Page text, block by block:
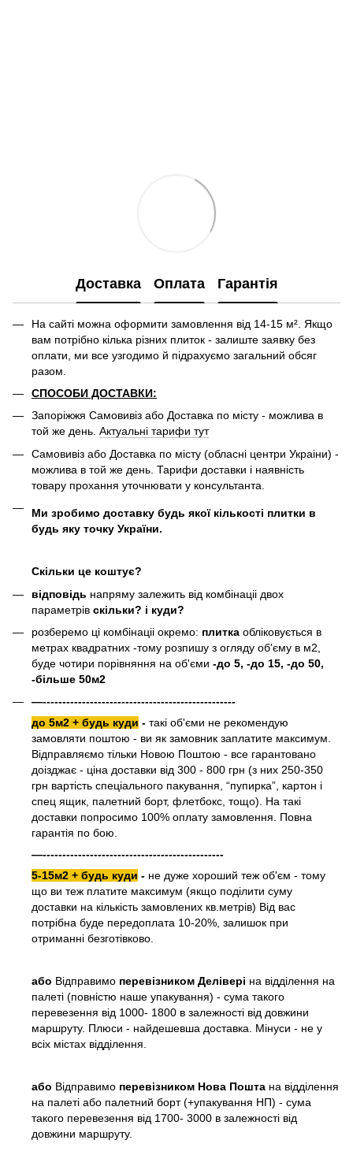
Доставка Оплата Гарантія
На сайті можна оформити замовлення від 14-15 м². Якщо
вам потрібно кілька різних плиток - залиште заявку без
оплати, ми все узгодимо й підрахуємо загальний обсяг
разом.
СПОСОБИ ДОСТАВКИ:
Запоріжжя Самовивіз або Доставка по місту - можлива в
той же день. Актуальні тарифи тут
Самовивіз або Доставка по місту (обласні центри Украіни) -
можлива в той же день. Тарифи доставки і наявність
товару прохання уточнювати у консультанта.
Ми зробимо доставку будь якої кількості плитки в
будь яку точку України.
Скільки це коштує?
відповідь напряму залежить від комбінаціі двох
параметрів скільки? і куди?
розберемо ці комбінаціі окремо: плитка обліковується в
метрах квадратних -тому розпишу з огляду об'єму в м2,
буде чотири порівняння на об'єми -до 5, -до 15, -до 50,
-більше 50м2
—-------------------------------------------------
до 5м2 + будь куди - такі об'єми не рекомендую
замовляти поштою - ви як замовник заплатите максимум.
Відправляємо тільки Новою Поштою - все гарантовано
доізджає - ціна доставки від 300 - 800 грн (з них 250-350
грн вартість спеціального пакування, “пупирка”, картон і
спец ящик, палетний борт, флетбокс, тощо). На такі
доставки попросимо 100% оплату замовлення. Повна
гарантія по бою.
—----------------------------------------------
5-15м2 + будь куди - не дуже хороший теж об'єм - тому
що ви теж платите максимум (якщо поділити суму
доставки на кількість замовлених кв.метрів) Від вас
потрібна буде передоплата 10-20%, залишок при
отриманні безготівково.
або Відправимо перевізником Делівері на відділення на
палеті (повністю наше упакування) - сума такого
перевезення від 1000- 1800 в залежності від довжини
маршруту. Плюси - найдешевша доставка. Мінуси - не у
всіх містах відділення.
або Відправимо перевізником Нова Пошта на відділення
на палеті або палетний борт (+упакування НП) - сума
такого перевезення від 1700- 3000 в залежності від
довжини маршруту.